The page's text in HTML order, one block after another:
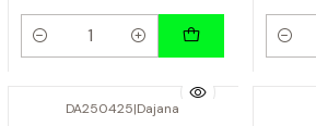
Cantidad
DA250425|Dajana